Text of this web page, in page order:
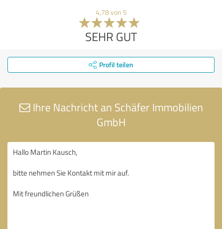
4,78 von 5
SEHR GUT
Profil teilen
Ihre Nachricht an Schäfer Immobilien
GmbH